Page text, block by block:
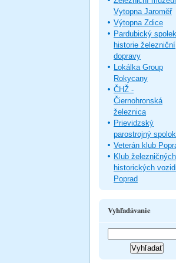
Vytopna Jaroměř
Výtopna Zdice
Pardubický spolek
historie železniční
dopravy
Lokálka Group
Rokycany
ČHŽ -
Čiernohronská
železnica
Prievidzský
parostrojný spolok
Veterán klub
Klub železničných
historických
Poprad
Vyhľadávanie